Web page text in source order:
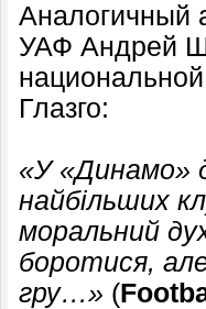
Аналогичный
УАФ Андрей
Глазго:
«У «Динамо»
найбільших
моральний
боротися,
гру…» (